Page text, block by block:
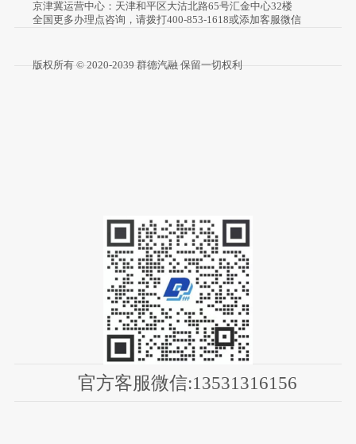
京津冀运营中心：天津和平区大沽北路65号汇金中心32楼
全国更多办理点咨询，请拨打400-853-1618或添加客服微信
版权所有 © 2020-2039 群德汽融 保留一切权利
官方客服微信:13531316156